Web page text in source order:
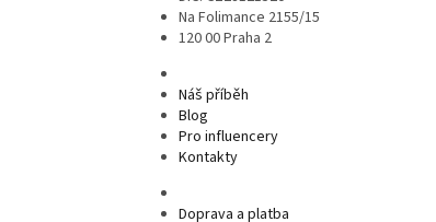
Na Folimance 2155/15
120 00 Praha 2
Náš příběh
Blog
Pro influencery
Kontakty
Doprava a platba